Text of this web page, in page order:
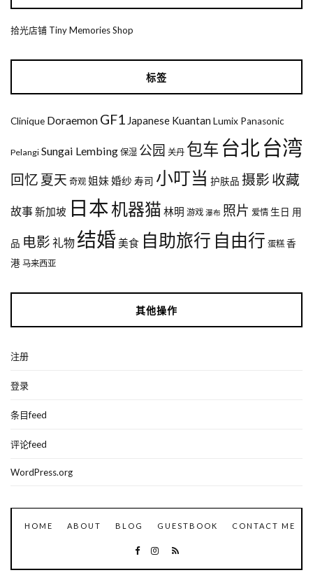
拾光店铺 Tiny Memories Shop
标签
Clinique Doraemon GF1 Japanese Kuantan Lumix Panasonic
Pelangi Sungai Lembing 保湿 公园 关丹 包车 台北 台湾
回忆 夏天 奇观 姐妹婚纱 寿司 小叮当 护肤品 摄影 收藏
故事新加坡 日本机器猫 林明 游戏 瀑布 照片 爱情 生日 用
品 电影 礼物 结婚美食 自助旅行 自由行 蛋糕 香
港 马来西亚
其他操作
注册
登录
条目feed
评论feed
WordPress.org
HOME ABOUT BLOG GUESTBOOK CONTACT ME